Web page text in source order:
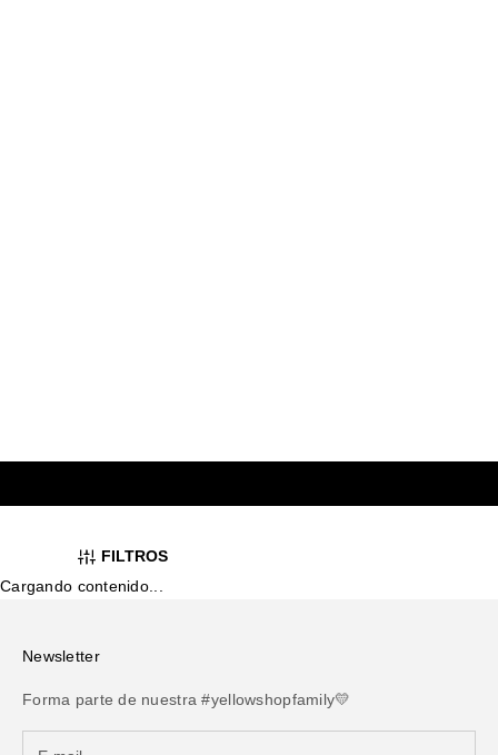
FILTROS
Cargando contenido...
Newsletter
Forma parte de nuestra #yellowshopfamily💛